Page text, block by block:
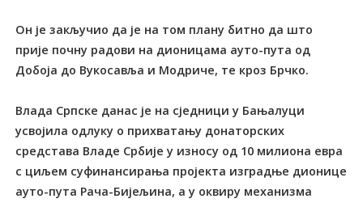
Он је закључио да је на том плану битно да што
прије почну радови на дионицама ауто-пута од
Добоја до Вукосавља и Модриче, те кроз Брчко.
Влада Српске данас је на сједници у Бањалуци
усвојила одлуку о прихватању донаторских
средстава Владе Србије у износу од 10 милиона евра
с циљем суфинансирања пројекта изградње дионице
ауто-пута Рача-Бијељина, а у оквиру механизма